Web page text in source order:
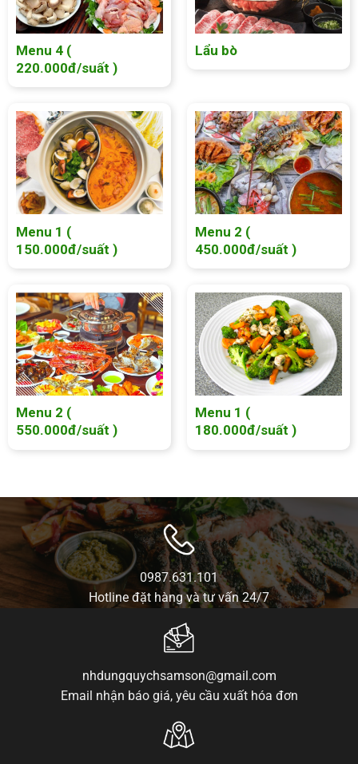
Menu 4 (
220.000đ/suất )
Lẩu bò
Menu 1 (
150.000đ/suất )
Menu 2 (
450.000đ/suất )
Menu 2 (
550.000đ/suất )
Menu 1 (
180.000đ/suất )
0987.631.101
Hotline đặt hàng và tư vấn 24/7
nhdungquychsamson@gmail.com
Email nhận báo giá, yêu cầu xuất hóa đơn